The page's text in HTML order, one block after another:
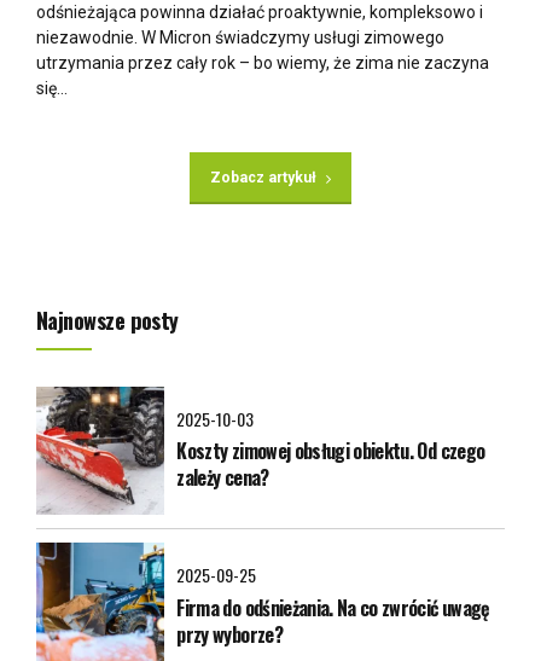
odśnieżająca powinna działać proaktywnie, kompleksowo i
niezawodnie. W Micron świadczymy usługi zimowego
utrzymania przez cały rok – bo wiemy, że zima nie zaczyna
się...
Zobacz artykuł
Najnowsze posty
2025-10-03
Koszty zimowej obsługi obiektu. Od czego
zależy cena?
2025-09-25
Firma do odśnieżania. Na co zwrócić uwagę
przy wyborze?